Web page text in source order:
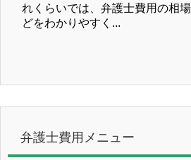
れくらいでは、弁護士費用の相
どをわかりやすく...
弁護士費用メニュー